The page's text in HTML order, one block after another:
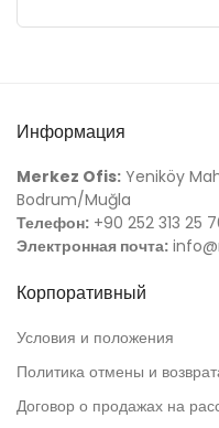
Информация
Merkez Ofis: Yeniköy
Bodrum/Muğla
Телефон: +90 252 313 25
Электронная почта:
Корпоративный
Условия и положения
Политика отмены и
Договор о продажах на